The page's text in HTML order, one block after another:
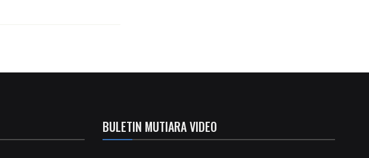
BULETIN MUTIARA VIDEO